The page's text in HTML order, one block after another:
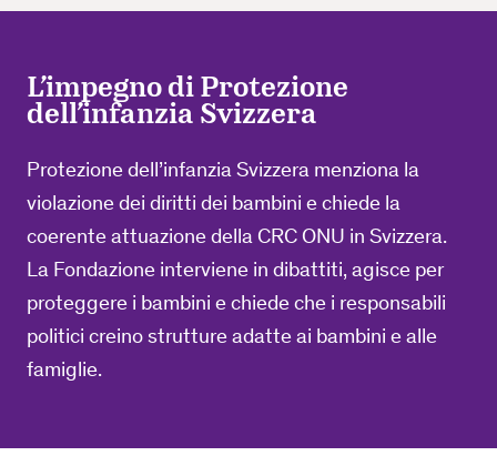
L’impegno di Protezione
dell’infanzia Svizzera
Protezione dell’infanzia Svizzera menziona la
violazione dei diritti dei bambini e chiede la
coerente attuazione della CRC ONU in Svizzera.
La Fondazione interviene in dibattiti, agisce per
proteggere i bambini e chiede che i responsabili
politici creino strutture adatte ai bambini e alle
famiglie.